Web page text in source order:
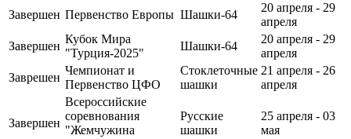
Завершен Первенство Европы Шашки-64
20 апреля - 29
апреля
Завершен
Кубок Мира
"Турция-2025"
Шашки-64
20 апреля - 29
апреля
Заврешен
Чемпионат и
Первенство ЦФО
Стоклеточные
шашки
21 апреля - 26
апреля
Завершен
Всероссийские
соревнования
"Жемчужина
Русские
шашки
25 апреля - 03
мая